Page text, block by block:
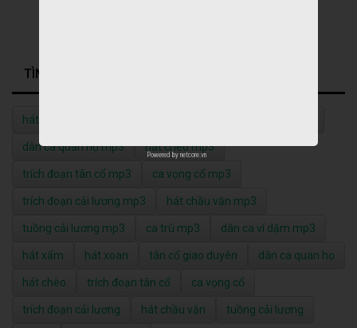
TÌM KIẾM NHIỀU NHẤT
hát xẩm mp3
dân ca quan họ mp3 hát chèo mp3
trích đoạn tân cổ mp3 ca vọng cổ mp3
trích đoạn cải lương mp3 hát chầu văn mp3
tuồng cải lương mp3 ca trù mp3 dân ca ví dặm mp3
hát xẩm hát xoan tân cổ giao duyên dân ca quan họ
hát chèo trích đoạn tân cổ ca vọng cổ
trích đoạn cải lương hát chầu văn tuồng cải lương
Powered by netcore.vn